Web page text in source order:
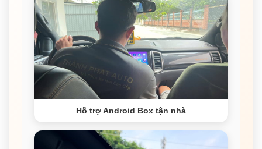
Hỗ trợ Android Box tận nhà